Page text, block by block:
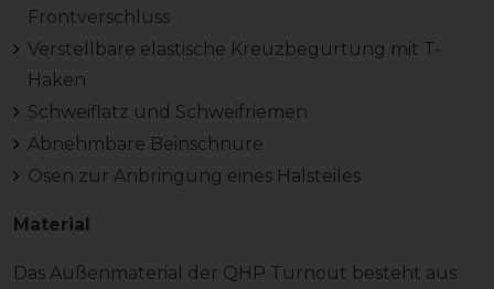
Frontverschluss
Verstellbare elastische Kreuzbegurtung mit T-
Haken
Schweiflatz und Schweifriemen
Abnehmbare Beinschnüre
Ösen zur Anbringung eines Halsteiles
Material
Das Außenmaterial der QHP Turnout besteht aus